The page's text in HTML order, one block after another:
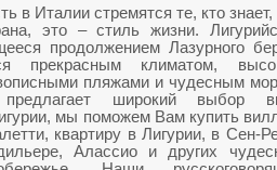
в Италиистремятся те, кто знает,
это – стиль жизни.
продолжением Лазурного
прекрасным климатом,
пляжами и чудесным
широкий выбор
, мы поможем Вам купить
квартиру в Лигурии, в Сен-
Алассио и других